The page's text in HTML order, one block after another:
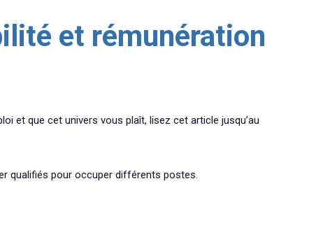
et rémunération
et que cet univers vous plaît, lisez cet article jusqu’au
qualifiés pour occuper différents postes.